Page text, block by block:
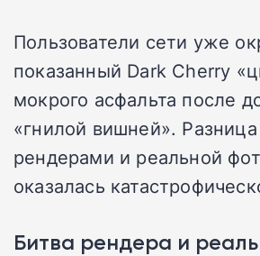
Пользователи сети уже
показанный Dark Cherry
мокрого асфальта после
«гнилой вишней».
рендерами и реальной
оказалась
Битва рендера и